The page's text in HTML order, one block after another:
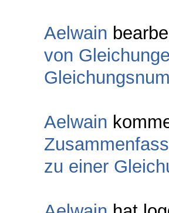
Aelwain
von
Aelwain
zu einer